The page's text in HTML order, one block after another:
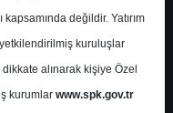
- Hedef
kapsamında değildir. Yatırım
yetkilendirilmiş kuruluşlar
alınarak kişiye Özel
kurumlar www.spk.gov.tr